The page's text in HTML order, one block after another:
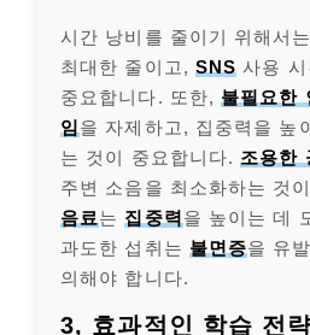
시간 낭비를 줄이기 위해서는
최대한 줄이고, SNS 사용
중요합니다. 또한, 불필요한
임 을 자제하고, 집중력을 높
는 것이 중요합니다. 조용한
주변 소음을 최소화하는 것
음료는 집중력 을 높이는 데
과도한 섭취는 불면증을 유
의해야 합니다.
3, 효과적인 학습 전